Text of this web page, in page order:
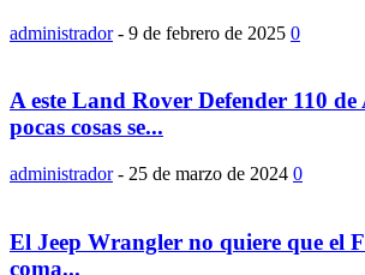
administrador - 9 de febrero de 2025 0
A este Land Rover Defender 110 de
pocas cosas se...
administrador - 25 de marzo de 2024 0
El Jeep Wrangler no quiere que el
coma...